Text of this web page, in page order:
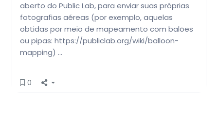
aberto do Public Lab, para enviar suas próprias
fotografias aéreas (por exemplo, aquelas
obtidas por meio de mapeamento com balões
ou pipas: https://publiclab.org/wiki/balloon-
mapping) …
0